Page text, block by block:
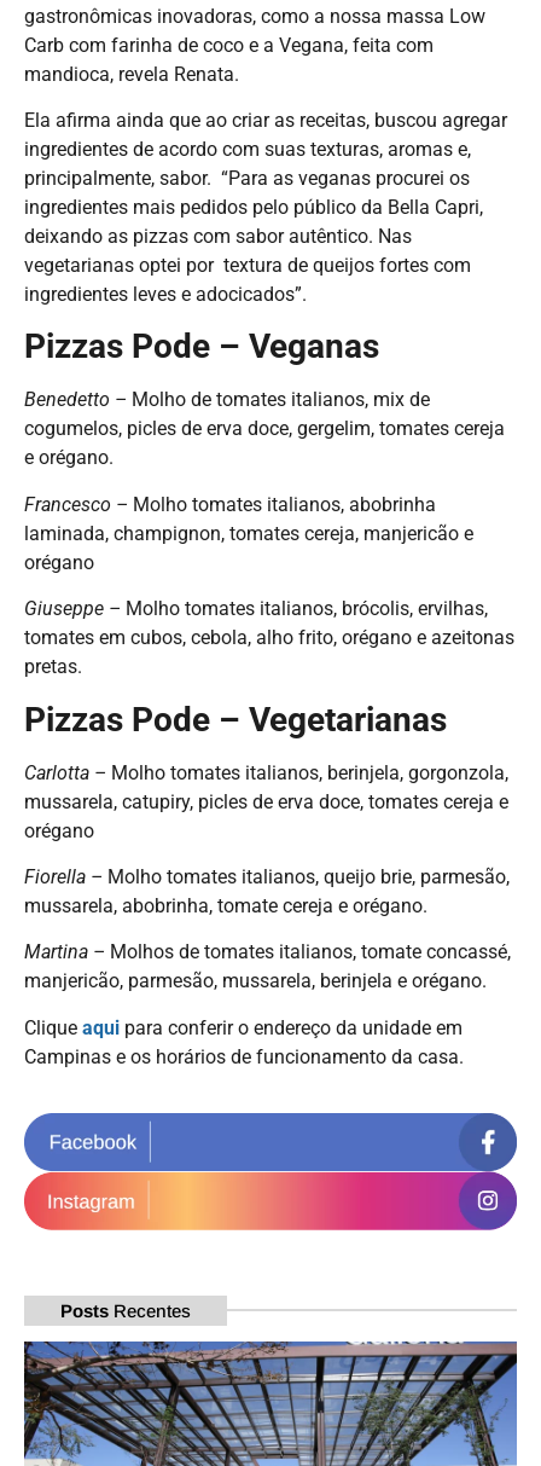
gastronômicas inovadoras, como a nossa massa Low
Carb com farinha de coco e a Vegana, feita com
mandioca, revela Renata.
Ela afirma ainda que ao criar as receitas, buscou agregar
ingredientes de acordo com suas texturas, aromas e,
principalmente, sabor. “Para as veganas procurei os
ingredientes mais pedidos pelo público da Bella Capri,
deixando as pizzas com sabor autêntico. Nas
vegetarianas optei por textura de queijos fortes com
ingredientes leves e adocicados”.
Pizzas Pode – Veganas
Benedetto – Molho de tomates italianos, mix de
cogumelos, picles de erva doce, gergelim, tomates cereja
e orégano.
Francesco – Molho tomates italianos, abobrinha
laminada, champignon, tomates cereja, manjericão e
orégano
Giuseppe – Molho tomates italianos, brócolis, ervilhas,
tomates em cubos, cebola, alho frito, orégano e azeitonas
pretas.
Pizzas Pode – Vegetarianas
Carlotta – Molho tomates italianos, berinjela, gorgonzola,
mussarela, catupiry, picles de erva doce, tomates cereja e
orégano
Fiorella – Molho tomates italianos, queijo brie, parmesão,
mussarela, abobrinha, tomate cereja e orégano.
Martina – Molhos de tomates italianos, tomate concassé,
manjericão, parmesão, mussarela, berinjela e orégano.
Clique aqui para conferir o endereço da unidade em
Campinas e os horários de funcionamento da casa.
Posts Recentes